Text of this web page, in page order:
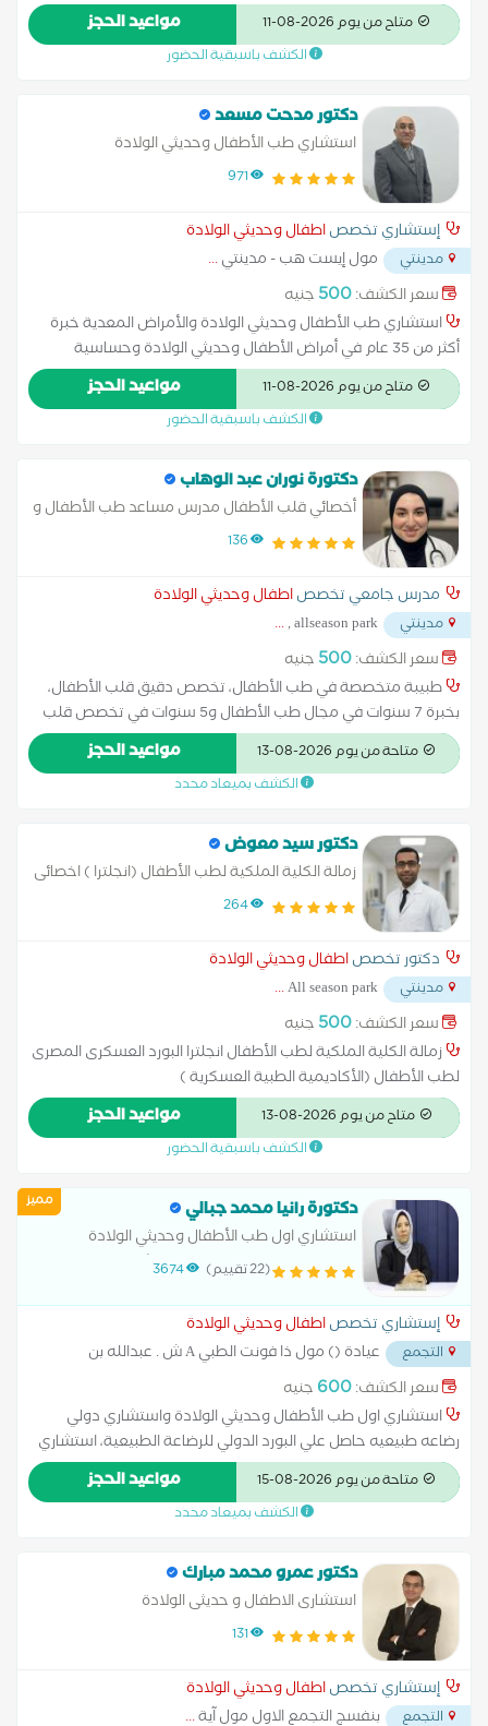
متاح من يوم 2026-08-11 مواعيد الحجز
الكشف باسبقية الحضور
دكتور مدحت مسعد
استشاري طب الأطفال وحديثي الولادة
971
إستشاري تخصصاطفال وحديثي الولادة
مدينتي مول إيست هب - مدينتي...
سعر الكشف:500 جنيه
استشاري طب الأطفال وحديثي الولادة والأمراض المعدية خبرة
أكثر من 35 عام في أمراض الأطفال وحديثي الولادة وحساسية
الطعام والحساسية الموسمية والحمى والتطعيمات وضعف المناعة
والرضاعة الطبيعية ومشاكل النمو والحركة ونائب مدير مستشفى
متاح من يوم 2026-08-11 مواعيد الحجز
الكشف باسبقية الحضور
دكتورة نوران عبد الوهاب
أخصائي قلب الأطفال مدرس مساعد طب الأطفال و
حديثي الولاده
136
مدرس جامعي تخصصاطفال وحديثي الولادة
مدينتي
...
سعر الكشف:500 جنيه
طبيبة متخصصة في طب الأطفال، تخصص دقيق قلب الأطفال،
بخبرة 7 سنوات في مجال طب الأطفال و5 سنوات في تخصص قلب
الأطفال. وتهدف إلى تقديم رعاية طبية دقيقة وآمنة للأطفال وفق
أحدث المعايير الطبية، مع الاهتمام براحة الطفل ودعم الأسرة.
متاحة من يوم 2026-08-13 مواعيد الحجز
الكشف بميعاد محدد
دكتور سيد معوض
زمالة الكلية الملكية لطب الأطفال (انجلترا ) اخصائى
طب الاطفال وحديثى الولادة اخصائى الرعاية الحرجة
العام
264
دكتور تخصصاطفال وحديثي الولادة
مدينتي
...
سعر الكشف:500 جنيه
زمالة الكلية الملكية لطب الأطفال انجلترا البورد العسكرى المصرى
لطب الأطفال (الأكاديمية الطبية العسكرية )
متاح من يوم 2026-08-13 مواعيد الحجز
الكشف باسبقية الحضور
مميز دكتورة رانيا محمد جبالي
استشاري اول طب الأطفال وحديثي الولادة
والتغذية العلاجية للاطفال . استشاري دولي رضاعه
(22 تقييم) 3674
إستشاري تخصصاطفال وحديثي الولادة
التجمع
عيادة () مول ذا فونت الطبي A ش . عبدالله بن
سلمه من ...
سعر الكشف:600 جنيه
استشاري اول طب الأطفال وحديثي الولادة واستشاري دولي
رضاعه طبيعيه حاصل علي البورد الدولي للرضاعة الطبيعية، استشاري
التغذية العلاجية للاطفال وأخصائي رعاية الامومه والطفوله جامعة
الإسكندرية بكالوريوس طب وجراحه جامعة الاسكندرية Harvard
متاحة من يوم 2026-08-15 مواعيد الحجز
الكشف بميعاد محدد
دكتور عمرو محمد مبارك
استشارى الاطفال و حديثى الولادة
131
إستشاري تخصصاطفال وحديثي الولادة
التجمع بنفسج التجمع الاول مول آية...